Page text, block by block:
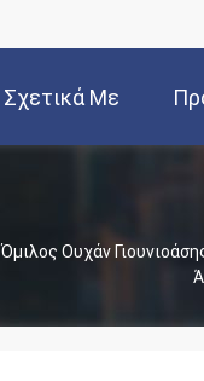
Σχετικά Με
Ουχάν